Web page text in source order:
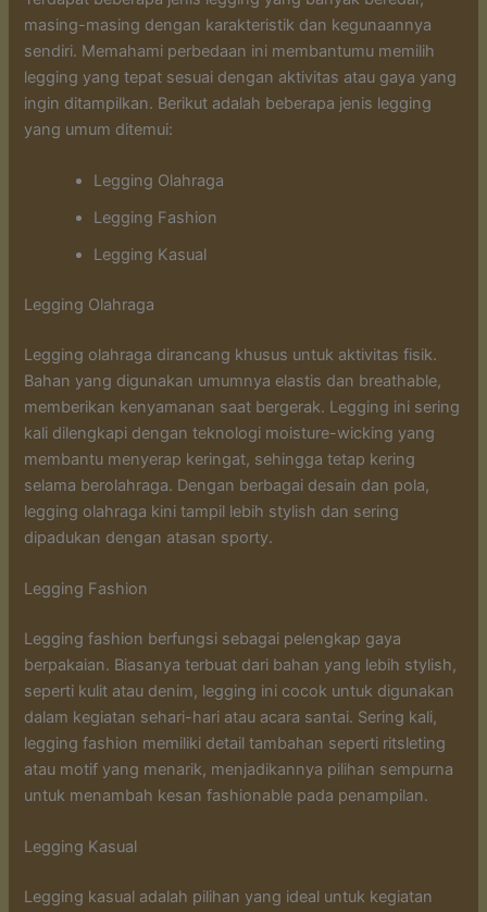
masing-masing dengan karakteristik dan kegunaannya
sendiri. Memahami perbedaan ini membantumu memilih
legging yang tepat sesuai dengan aktivitas atau gaya yang
ingin ditampilkan. Berikut adalah beberapa jenis legging
yang umum ditemui:
Legging Olahraga
Legging Fashion
Legging Kasual
Legging Olahraga
Legging olahraga dirancang khusus untuk aktivitas fisik.
Bahan yang digunakan umumnya elastis dan breathable,
memberikan kenyamanan saat bergerak. Legging ini sering
kali dilengkapi dengan teknologi moisture-wicking yang
membantu menyerap keringat, sehingga tetap kering
selama berolahraga. Dengan berbagai desain dan pola,
legging olahraga kini tampil lebih stylish dan sering
dipadukan dengan atasan sporty.
Legging Fashion
Legging fashion berfungsi sebagai pelengkap gaya
berpakaian. Biasanya terbuat dari bahan yang lebih stylish,
seperti kulit atau denim, legging ini cocok untuk digunakan
dalam kegiatan sehari-hari atau acara santai. Sering kali,
legging fashion memiliki detail tambahan seperti ritsleting
atau motif yang menarik, menjadikannya pilihan sempurna
untuk menambah kesan fashionable pada penampilan.
Legging Kasual
Legging kasual adalah pilihan yang ideal untuk kegiatan